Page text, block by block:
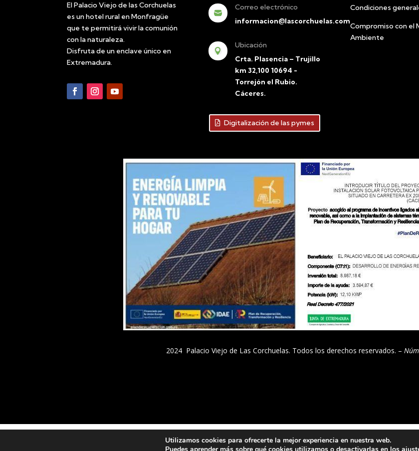
El Palacio Viejo de las Corchuelas
es un hotel rural en Monfragüe
que te permitirá vivir la comunión
con la naturaleza.
Disfruta de un enclave único en
Extremadura.

Correo electrónico
informacion@lascorchuelas.com

Ubicación
Crta. Plasencia – Trujillo
km 32,100 10694 -
Torrejón el Rubio.
Cáceres.
Digitalización de las pymes
Condiciones
Compromiso con el
Ambiente
2024 Palacio Viejo de Las Corchuelas. Todos los derechos reservados. –
Utilizamos cookies para ofrecerte la mejor experiencia en nuestra web.